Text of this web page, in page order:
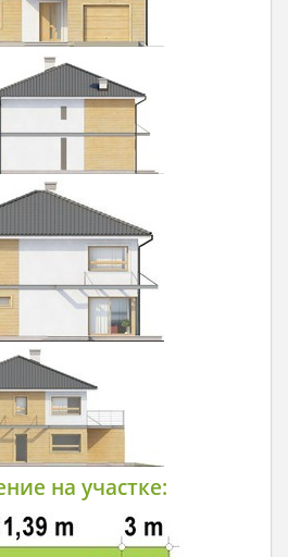
на участке: